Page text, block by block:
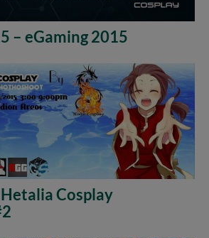
– eGaming 2015
Cosplay